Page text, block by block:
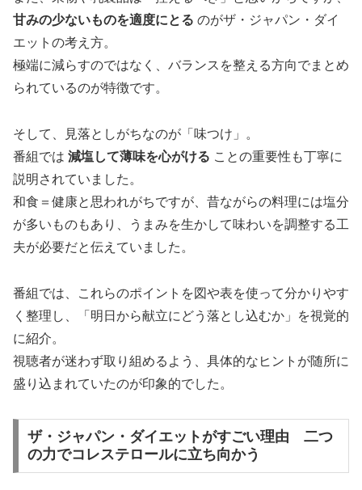
甘みの少ないものを適度にとる のがザ・ジャパン・ダイ
エットの考え方。
極端に減らすのではなく、バランスを整える方向でまとめ
られているのが特徴です。
そして、見落としがちなのが「味つけ」。
番組では 減塩して薄味を心がける ことの重要性も丁寧に
説明されていました。
和食＝健康と思われがちですが、昔ながらの料理には塩分
が多いものもあり、うまみを生かして味わいを調整する工
夫が必要だと伝えていました。
番組では、これらのポイントを図や表を使って分かりやす
く整理し、「明日から献立にどう落とし込むか」を視覚的
に紹介。
視聴者が迷わず取り組めるよう、具体的なヒントが随所に
盛り込まれていたのが印象的でした。
ザ・ジャパン・ダイエットがすごい理由 二つ
の力でコレステロールに立ち向かう